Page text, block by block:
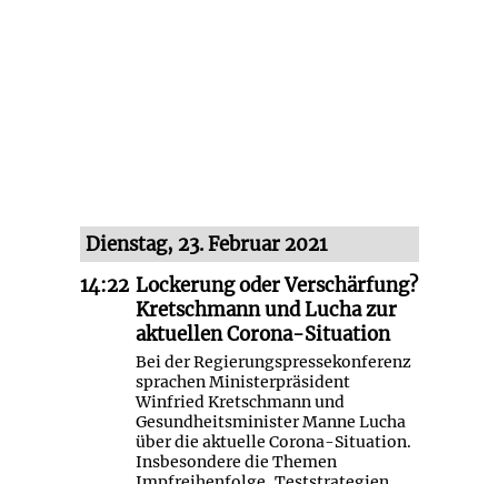
Dienstag, 23. Februar 2021
14:22 Lockerung oder Verschärfung?
Kretschmann und Lucha zur
aktuellen Corona-Situation
Bei der Regierungspressekonferenz
sprachen Ministerpräsident
Winfried Kretschmann und
Gesundheitsminister Manne Lucha
über die aktuelle Corona-Situation.
Insbesondere die Themen